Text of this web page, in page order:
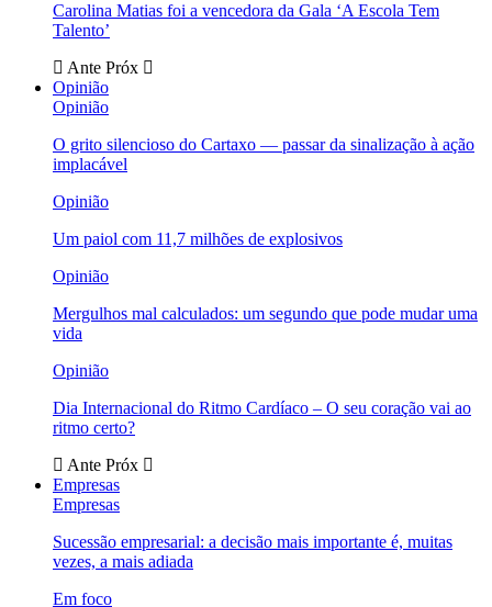
Carolina Matias foi a vencedora da Gala ‘A Escola Tem
Talento’
Ante Próx
Opinião
Opinião
O grito silencioso do Cartaxo — passar da sinalização à ação
implacável
Opinião
Um paiol com 11,7 milhões de explosivos
Opinião
Mergulhos mal calculados: um segundo que pode mudar uma
vida
Opinião
Dia Internacional do Ritmo Cardíaco – O seu coração vai ao
ritmo certo?
Ante Próx
Empresas
Empresas
Sucessão empresarial: a decisão mais importante é, muitas
vezes, a mais adiada
Em foco